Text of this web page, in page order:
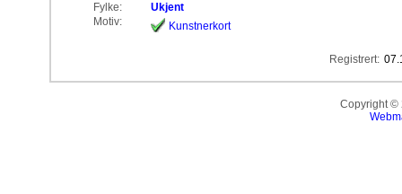
Fylke:
Ukjent
Motiv:
Kunstnerkort
Registrert:
Copyright ©